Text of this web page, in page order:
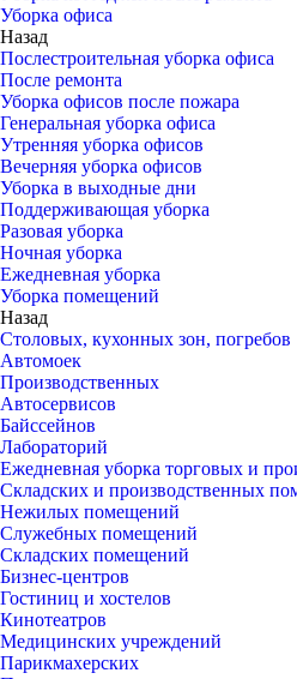
Уборка офиса
Назад
Послестроительная уборка офиса
После ремонта
Уборка офисов после пожара
Генеральная уборка офиса
Утренняя уборка офисов
Вечерняя уборка офисов
Уборка в выходные дни
Поддерживающая уборка
Разовая уборка
Ночная уборка
Ежедневная уборка
Уборка помещений
Назад
Столовых, кухонных зон, погребов
Автомоек
Производственных
Автосервисов
Байссейнов
Лабораторий
Ежедневная уборка торговых и
Складских и производственных
Нежилых помещений
Служебных помещений
Складских помещений
Бизнес-центров
Гостиниц и хостелов
Кинотеатров
Медицинских учреждений
Парикмахерских